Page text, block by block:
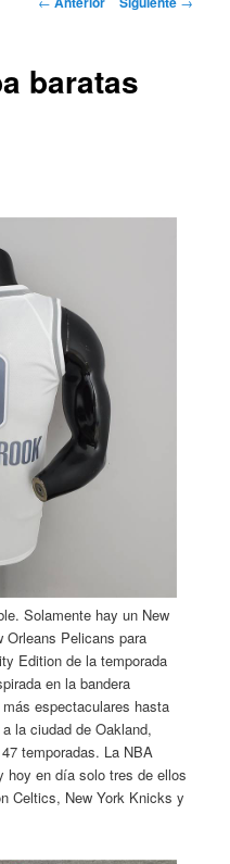
baratas
Solamente hay un New
Orleans Pelicans para
Edition de la temporada
en la bandera
espectaculares hasta
la ciudad de Oakland,
temporadas. La NBA
hoy en día solo tres de ellos
Celtics, New York Knicks y